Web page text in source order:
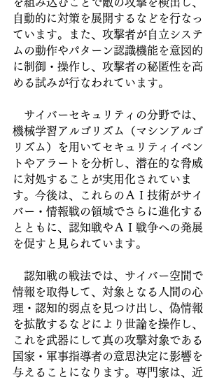
を組み込むことで敵の攻撃を検出し、
自動的に対策を展開するなどを行なっ
ています。また、攻撃者が自立システ
ムの動作やパターン認識機能を意図的
に制御・操作し、攻撃者の秘匿性を高
める試みが行なわれています。
サイバーセキュリティの分野では、
機械学習アルゴリズム（マシンアルゴ
リズム）を用いてセキュリティイベン
トやアラートを分析し、潜在的な脅威
に対処することが実用化されていま
す。今後は、これらのＡＩ技術がサイ
バー・情報戦の領域でさらに進化する
とともに、認知戦やＡＩ戦争への発展
を促すと見られています。
認知戦の戦法では、サイバー空間で
情報を取得して、対象となる人間の心
理・認知的弱点を見つけ出し、偽情報
を拡散するなどにより世論を操作し、
これを武器にして真の攻撃対象である
国家・軍事指導者の意思決定に影響を
与えることになります。専門家は、近